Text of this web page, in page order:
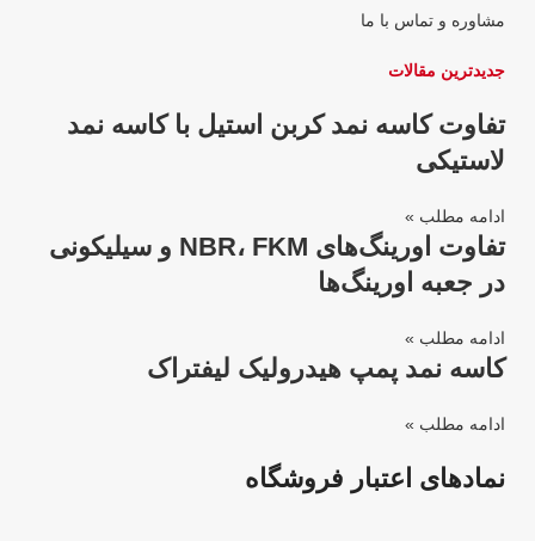
مشاوره و تماس با ما
جدیدترین مقالات
تفاوت کاسه نمد کربن استیل با کاسه نمد
لاستیکی
ادامه مطلب »
تفاوت اورینگ‌های NBR، FKM و سیلیکونی
در جعبه اورینگ‌ها
ادامه مطلب »
کاسه نمد پمپ هیدرولیک لیفتراک
ادامه مطلب »
نمادهای اعتبار فروشگاه